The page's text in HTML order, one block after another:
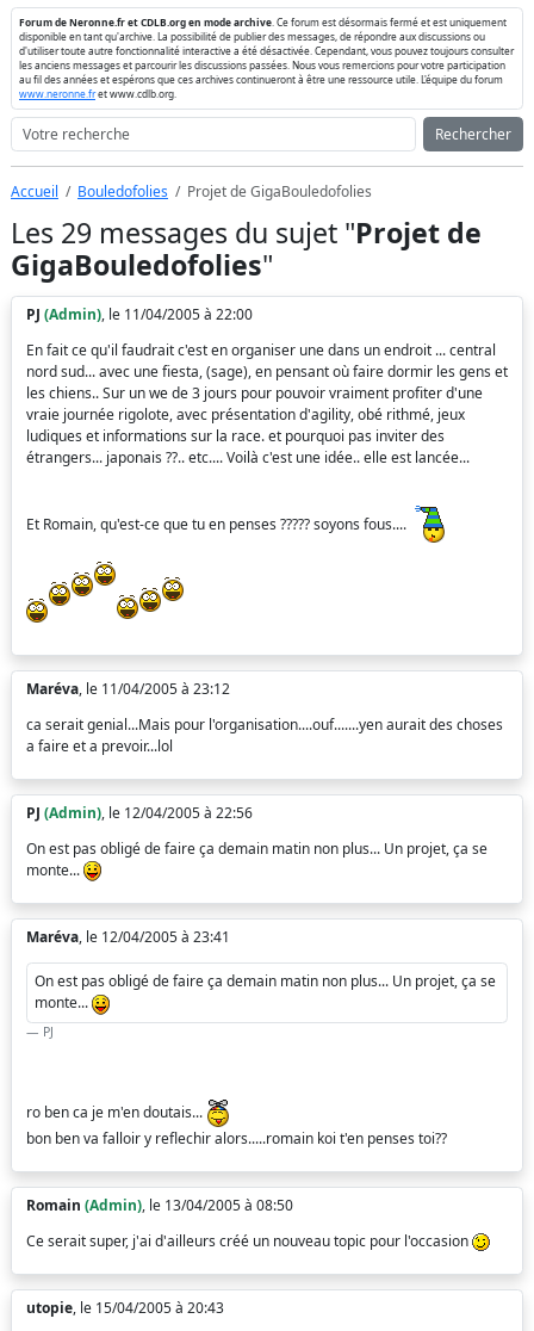
Forum de Neronne.fr et CDLB.org en mode archive . Ce forum est désormais fermé et est uniquement
disponible en tant qu'archive. La possibilité de publier des messages, de répondre aux discussions ou
d'utiliser toute autre fonctionnalité interactive a été désactivée. Cependant, vous pouvez toujours consulter
les anciens messages et parcourir les discussions passées. Nous vous remercions pour votre participation
au fil des années et espérons que ces archives continueront à être une ressource utile. L'équipe du forum
www.neronne.fret www.cdlb.org.
Rechercher
Accueil Bouledofolies Projet de GigaBouledofolies
Les 29 messages du sujet "Projet de
GigaBouledofolies"
PJ (Admin), le 11/04/2005 à 22:00
En fait ce qu'il faudrait c'est en organiser une dans un endroit ... central
nord sud... avec une fiesta, (sage), en pensant où faire dormir les gens et
les chiens.. Sur un we de 3 jours pour pouvoir vraiment profiter d'une
vraie journée rigolote, avec présentation d'agility, obé rithmé, jeux
ludiques et informations sur la race. et pourquoi pas inviter des
étrangers... japonais ??.. etc.... Voilà c'est une idée.. elle est lancée...
Et Romain, qu'est-ce que tu en penses ????? soyons fous....
Maréva, le 11/04/2005 à 23:12
ca serait genial...Mais pour l'organisation....ouf.......yen aurait des choses
a faire et a prevoir...lol
PJ (Admin), le 12/04/2005 à 22:56
On est pas obligé de faire ça demain matin non plus... Un projet, ça se
monte...
Maréva, le 12/04/2005 à 23:41
On est pas obligé de faire ça demain matin non plus... Un projet, ça se
monte...
PJ
ro ben ca je m'en doutais...
bon ben va falloir y reflechir alors.....romain koi t'en penses toi??
Romain (Admin), le 13/04/2005 à 08:50
Ce serait super, j'ai d'ailleurs créé un nouveau topic pour l'occasion
utopie, le 15/04/2005 à 20:43